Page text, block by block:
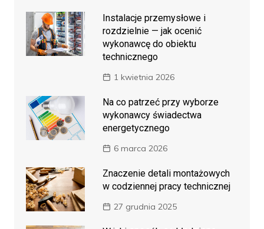
Instalacje przemysłowe i
rozdzielnie — jak ocenić
wykonawcę do obiektu
technicznego
1 kwietnia 2026
Na co patrzeć przy wyborze
wykonawcy świadectwa
energetycznego
6 marca 2026
Znaczenie detali montażowych
w codziennej pracy technicznej
27 grudnia 2025